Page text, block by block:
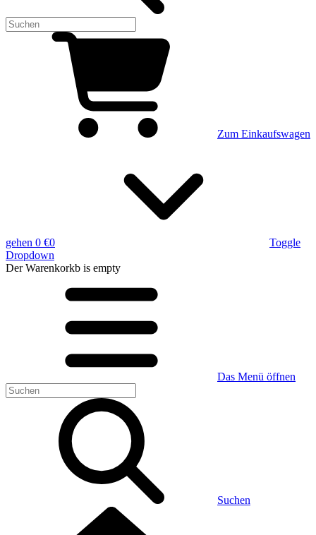
Zum Einkaufswagen
gehen 0 €0
Toggle
Dropdown
Der Warenkorkb is empty
Das Menü öffnen
Suchen